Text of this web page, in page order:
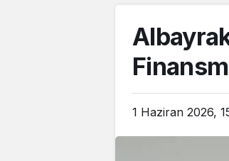
1 Haziran 2026,